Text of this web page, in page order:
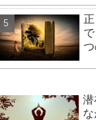
潜